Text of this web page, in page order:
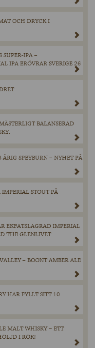
OCH DRYCK I
SUPER-IPA –
IPA ERÖVRAR SVERIGE 26
BALANSERAD
SPEYBURN – NYHET PÅ
IMPERIAL STOUT PÅ
EKFATSLAGRAD IMPERIAL
THE GLENLIVET.
– BOONT AMBER ALE
HAR FYLLT SITT 10
MALT WHISKY – ETT
I RÖK!